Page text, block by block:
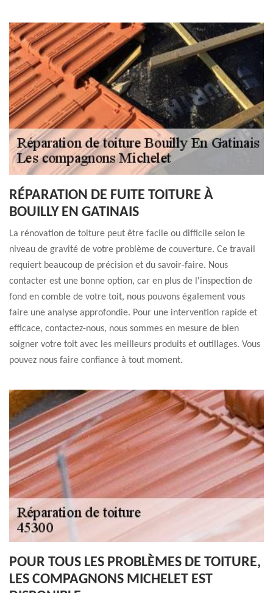
RÉPARATION DE FUITE TOITURE À
BOUILLY EN GATINAIS
La rénovation de toiture peut être facile ou difficile selon le
niveau de gravité de votre problème de couverture. Ce travail
requiert beaucoup de précision et du savoir-faire. Nous
contacter est une bonne option, car en plus de l'inspection de
fond en comble de votre toit, nous pouvons également vous
faire une analyse approfondie. Pour une intervention rapide et
efficace, contactez-nous, nous sommes en mesure de bien
soigner votre toit avec les meilleurs produits et outillages. Vous
pouvez nous faire confiance à tout moment.
POUR TOUS LES PROBLÈMES DE TOITURE,
LES COMPAGNONS MICHELET EST